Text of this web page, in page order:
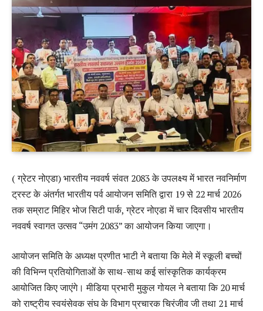
( ग्रेटर नोएडा) भारतीय नववर्ष संवत 2083 के उपलक्ष्य में भारत नवनिर्माण
ट्रस्ट के अंतर्गत भारतीय पर्व आयोजन समिति द्वारा 19 से 22 मार्च 2026
तक सम्राट मिहिर भोज सिटी पार्क, ग्रेटर नोएडा में चार दिवसीय भारतीय
नववर्ष स्वागत उत्सव “उमंग 2083” का आयोजन किया जाएगा।
आयोजन समिति के अध्यक्ष प्रणीत भाटी ने बताया कि मेले में स्कूली बच्चों
की विभिन्न प्रतियोगिताओं के साथ-साथ कई सांस्कृतिक कार्यक्रम
आयोजित किए जाएंगे। मीडिया प्रभारी मुकुल गोयल ने बताया कि 20 मार्च
को राष्ट्रीय स्वयंसेवक संघ के विभाग प्रचारक चिरंजीव जी तथा 21 मार्च